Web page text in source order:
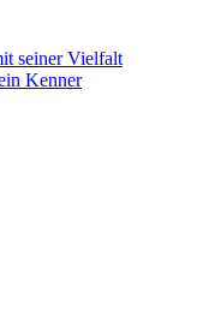
seiner Vielfalt
Kenner